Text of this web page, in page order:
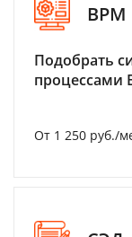
BPM
Подобрать
процессами
От 1 250 руб./